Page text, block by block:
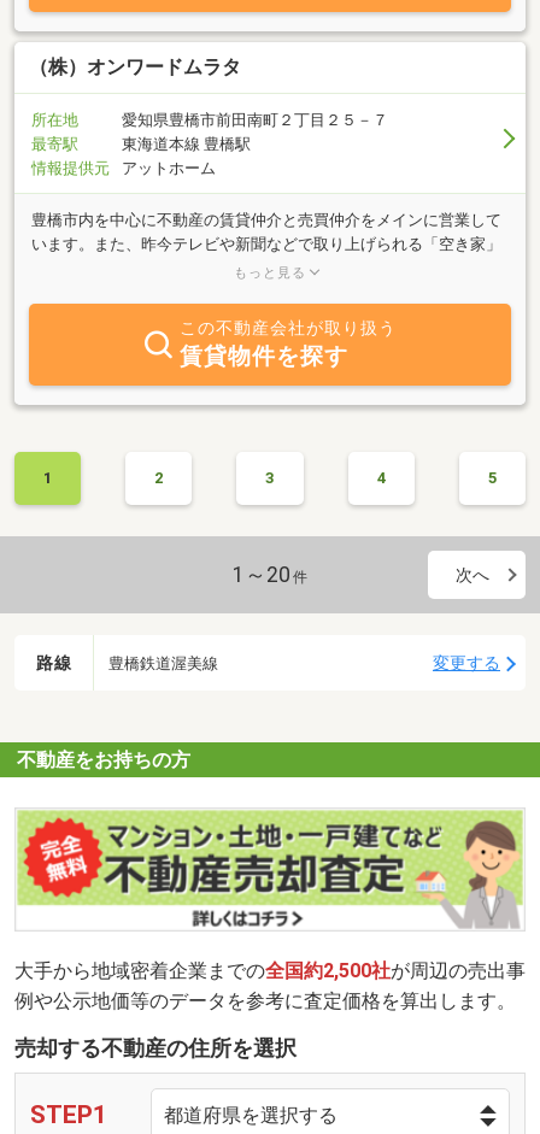
（株）オンワードムラタ
所在地
愛知県豊橋市前田南町２丁目２５－７
最寄駅
東海道本線 豊橋駅
情報提供元
アットホーム
豊橋市内を中心に不動産の賃貸仲介と売買仲介をメインに営業して
います。また、昨今テレビや新聞などで取り上げられる「空き家」
問題についても、「一般社団法人空き家の窓口」の一員として取り
信頼される会社を目指してまいります。まずはお気軽にお尋ね下さ
もっと見る
この不動産会社が取り扱う
賃貸物件を探す
1 2 3 4 5
1～20 件 次へ
路線 豊橋鉄道渥美線 変更する
不動産をお持ちの方
大手から地域密着企業までの全国約2,500社が周辺の売出事
例や公示地価等のデータを参考に査定価格を算出します。
売却する不動産の住所を選択
STEP1